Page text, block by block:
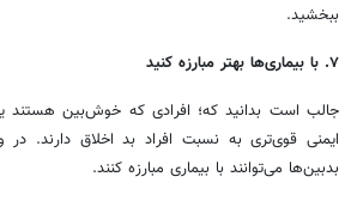
ببخشید.
۷. با بیماری‌ها بهتر مبارزه کنید
جالب است بدانید که؛ افرادی که خوش‌بین هستند
ایمنی قوی‌تری به نسبت افراد بد اخلاق دارند. در
بدبین‌ها می‌توانند با بیماری مبارزه کنند.